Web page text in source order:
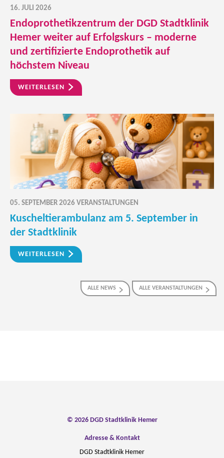
16. JULI 2026
Endoprothetikzentrum der DGD Stadtklinik
Hemer weiter auf Erfolgskurs – moderne
und zertifizierte Endoprothetik auf
höchstem Niveau
WEITERLESEN
05. SEPTEMBER 2026 VERANSTALTUNGEN
Kuscheltierambulanz am 5. September in
der Stadtklinik
WEITERLESEN
ALLE NEWS ALLE VERANSTALTUNGEN
© 2026 DGD Stadtklinik Hemer
Adresse & Kontakt
DGD Stadtklinik Hemer